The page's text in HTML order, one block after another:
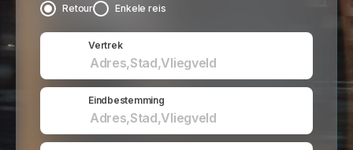
Retour Enkele reis
Vertrek
Eindbestemming